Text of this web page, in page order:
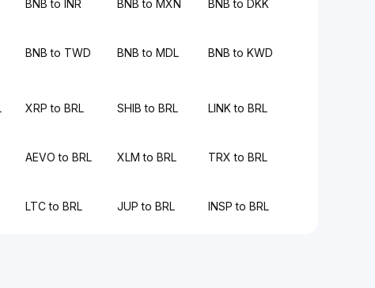
BNB to INR BNB to MXN BNB to DKK
BNB to TWD BNB to MDL BNB to KWD
XRP to BRL SHIB to BRL LINK to BRL
AEVO to BRL XLM to BRL TRX to BRL
LTC to BRL JUP to BRL INSP to BRL